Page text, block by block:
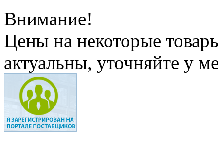
Внимание!
Цены на некоторые
актуальны, уточняйте у